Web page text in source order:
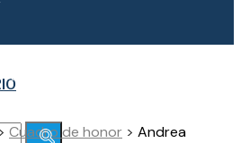
> Cuadro de honor > Andrea